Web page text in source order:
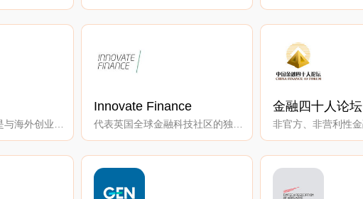
香港创业社区，也是与海外创业公司分享成功故事的平台。
Innovate Finance
代表英国全球金融科技社区的独立非营利会员组织。
金融四十人论坛